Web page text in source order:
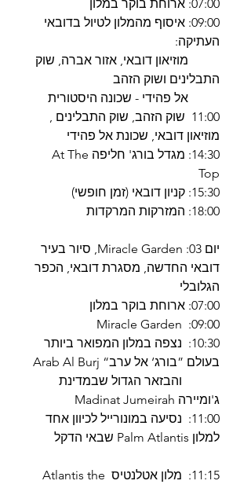
07:00: ארוחת בוקר במלון
09:00: איסוף מהמלון לטיול בדובאי
העתיקה:
מוזיאון דובאי, אזור אברה, שוק
התבלינים ושוק הזהב
אל פהידי - שכונה היסטורית
11:00 שוק הזהב, שוק התבלינים ,
מוזיאון דובאי, שכונת אל פהידי
14:30: מגדל בורג' חליפה At The
Top
15:30: קניון דובאי (זמן חופשי)
18:00: המזרקות המרקדות
יום 03: Miracle Garden, סיור בעיר
דובאי החדשה, מסגרת דובאי, הכפר
הגלובלי
07:00: ארוחת בוקר במלון
09:00: Miracle Garden
10:30: נצפה במלון המפואר ביותר
בעולם ”בורג‘ אל ערב“ Arab Al Burj
והבזאר הגדול שבמדינת
ג'ומיירה Madinat Jumeirah
11:00: נסיעה במונורייל לכיוון אחד
למלון Palm Atlantis שבאי הדקל
11:15: מלון אטלנטיס Atlantis the